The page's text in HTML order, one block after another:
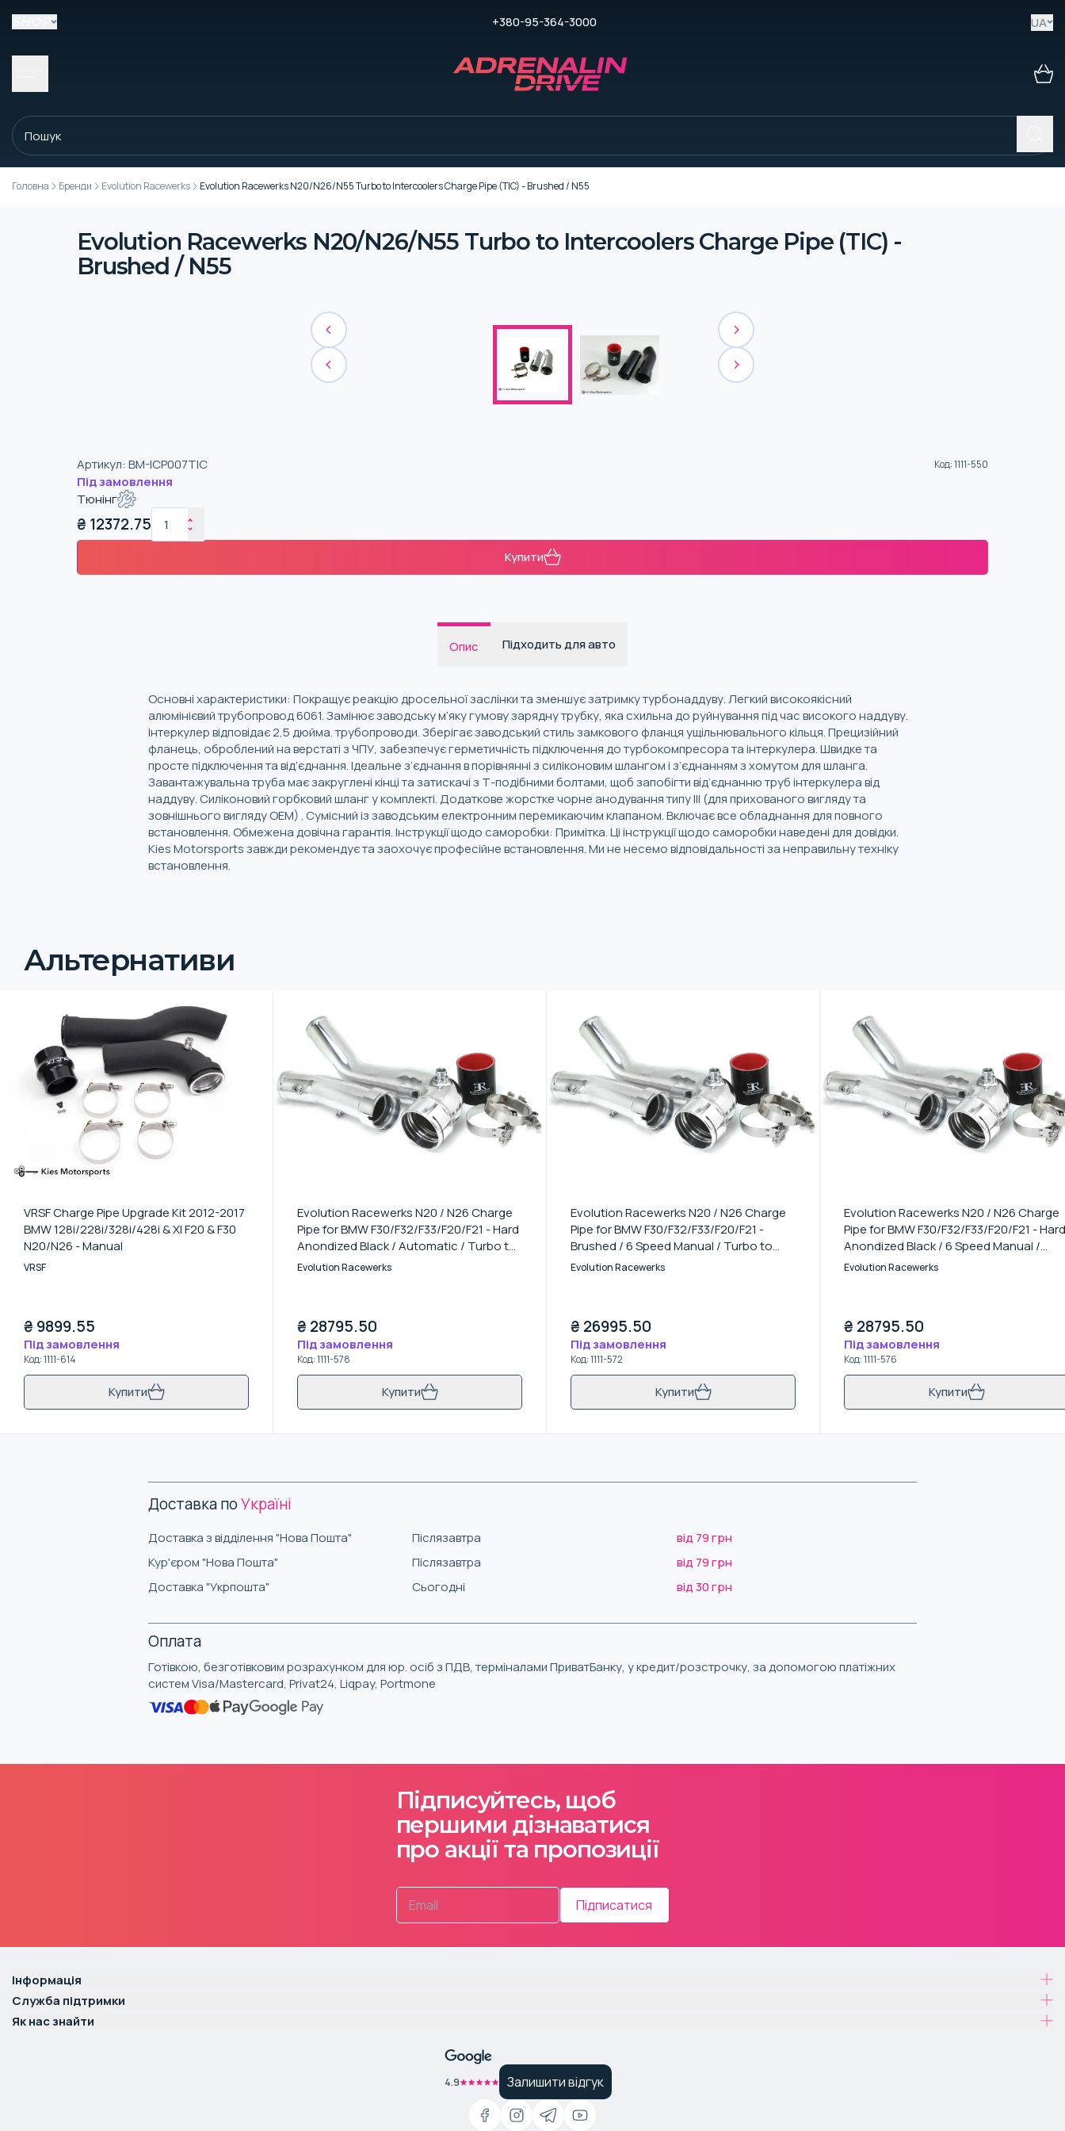
+380-95-364-3000 UA
Головна Бренди Evolution Racewerks Evolution Racewerks N20/N26/N55 Turbo to Intercoolers Charge Pipe (TIC) - Brushed / N55
Evolution Racewerks N20/N26/N55 Turbo to Intercoolers Charge Pipe (TIC) -
Brushed / N55
Артикул: BM-ICP007TIC Код:1111-550
Під замовлення
Тюнінг
₴ 12372.75
Купити
Опис Підходить для авто
Основні характеристики: Покращує реакцію дросельної заслінки та зменшує затримку турбонаддуву. Легкий високоякісний
алюмінієвий трубопровод 6061. Замінює заводську м’яку гумову зарядну трубку, яка схильна до руйнування під час високого наддуву.
Інтеркулер відповідає 2,5 дюйма. трубопроводи. Зберігає заводський стиль замкового фланця ущільнювального кільця. Прецизійний
фланець, оброблений на верстаті з ЧПУ, забезпечує герметичність підключення до турбокомпресора та інтеркулера. Швидке та
просте підключення та від’єднання. Ідеальне з’єднання в порівнянні з силіконовим шлангом і з’єднанням з хомутом для шланга.
Завантажувальна труба має закруглені кінці та затискачі з Т-подібними болтами, щоб запобігти від’єднанню труб інтеркулера від
наддуву. Силіконовий горбковий шланг у комплекті. Додаткове жорстке чорне анодування типу III (для прихованого вигляду та
зовнішнього вигляду OEM) . Сумісний із заводським електронним перемикаючим клапаном. Включає все обладнання для повного
встановлення. Обмежена довічна гарантія. Інструкції щодо саморобки: Примітка. Ці інструкції щодо саморобки наведені для довідки.
Kies Motorsports завжди рекомендує та заохочує професійне встановлення. Ми не несемо відповідальності за неправильну техніку
встановлення.
Альтернативи
VRSF Charge Pipe Upgrade Kit 2012-2017
BMW 128i/228i/328i/428i & XI F20 & F30
N20/N26 - Manual
VRSF
₴ 9899.55
Під замовлення
Код:1111-614
Купити
Evolution Racewerks N20 / N26 Charge
Pipe for BMW F30/F32/F33/F20/F21 - Hard
Anondized Black / Automatic / Turbo to
Intercoolers Pipe Kit
Evolution Racewerks
₴ 28795.50
Під замовлення
Код:1111-578
Купити
Evolution Racewerks N20 / N26 Charge
Pipe for BMW F30/F32/F33/F20/F21 -
Brushed / 6 Speed Manual / Turbo to
Intercoolers Pipe Kit
Evolution Racewerks
₴ 26995.50
Під замовлення
Код:1111-572
Купити
Evolution Racewerks N20 / N26 Charge
Pipe for BMW F30/F32/F33/F20/F21 - Hard
Anondized Black / 6 Speed Manual /
Turbo to Intercoolers Pipe Kit
Evolution Racewerks
₴ 28795.50
Під замовлення
Код:1111-576
Купити
Доставка поУкраїні
Доставка з відділення "Нова Пошта" Післязавтра
від 79 грн
Кур'єром "Нова Пошта"
Післязавтра
від 79 грн
Доставка "Укрпошта"
Сьогодні від 30 грн
Оплата
Готівкою, безготівковим розрахунком для юр. осіб з ПДВ, терміналами ПриватБанку, у кредит/розстрочку, за допомогою платіжних
систем Visa/Mastercard, Privat24, Liqpay, Portmone
Підписуйтесь, щоб
першими дізнаватися
про акції та пропозиції
Підписатися
Інформація
Служба підтримки
Як нас знайти
4.9 Залишити відгук